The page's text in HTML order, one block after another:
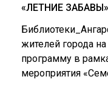
«ЛЕТНИЕ ЗАБАВЫ»
жителей города
программу в
мероприятия